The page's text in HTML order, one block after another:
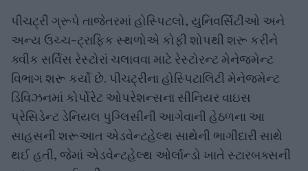
પીચટ્રી ગ્રૂપે તાજેતરમાં હોસ્પિટલો, યુનિવર્સિટીઓ અને
અન્ય ઉચ્ચ-ટ્રાફિક સ્થળોએ કોફી શોપથી શરૂ કરીને
ક્વીક સર્વિસ રેસ્ટોરાં ચલાવવા માટે રેસ્ટોરન્ટ મેનેજમેન્ટ
વિભાગ શરૂ કર્યો છે. પીચટ્રીના હોસ્પિટાલિટી મેનેજમેન્ટ
ડિવિઝનમાં કોર્પોરેટ ઓપરેશન્સના સીનિયર વાઇસ
પ્રેસિડેન્ટ ડેનિયલ પુગ્લિસીની આગેવાની હેઠળના આ
સાહસની શરૂઆત એડવેન્ટહેલ્થ સાથેની ભાગીદારી સાથે
થઈ હતી, જેમાં એડવેન્ટહેલ્થ ઓર્લાન્ડો ખાતે સ્ટારબક્સની